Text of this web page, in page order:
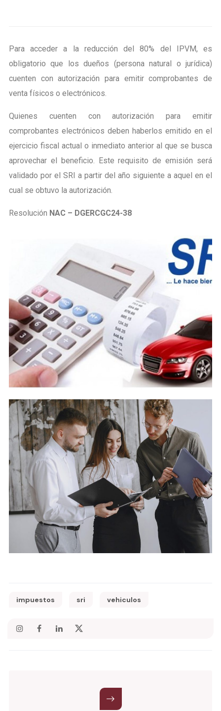
Para acceder a la reducción del 80% del IPVM, es
obligatorio que los dueños (persona natural o jurídica)
cuenten con autorización para emitir comprobantes de
venta físicos o electrónicos.
Quienes cuenten con autorización para emitir
comprobantes electrónicos deben haberlos emitido en el
ejercicio fiscal actual o inmediato anterior al que se busca
aprovechar el beneficio. Este requisito de emisión será
validado por el SRI a partir del año siguiente a aquel en el
cual se obtuvo la autorización.
Resolución NAC – DGERCGC24-38
impuestos sri vehiculos